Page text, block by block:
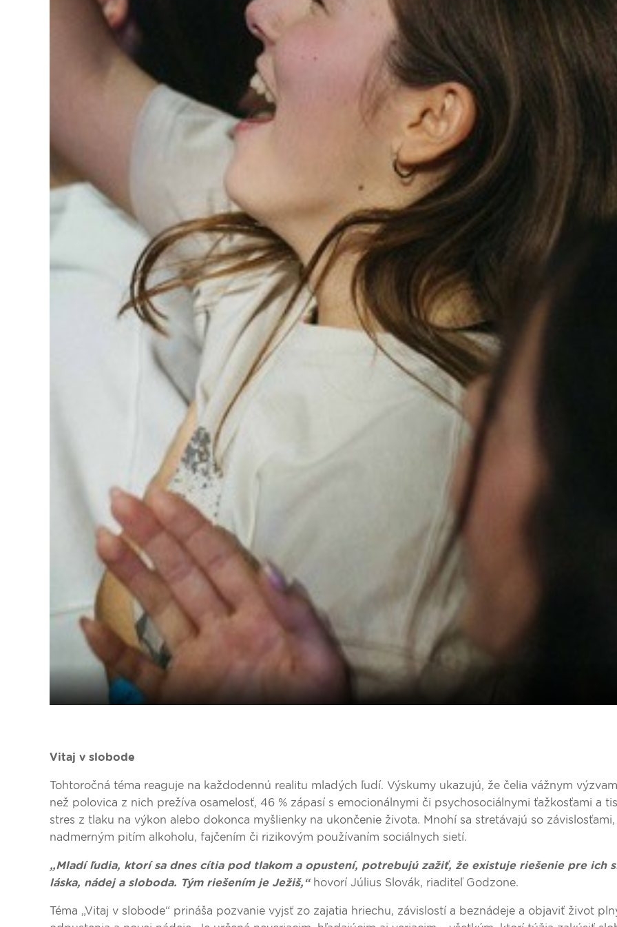
Vitaj v slobode
Tohtoročná téma reaguje na každodennú realitu mladých ľudí. Výskumy ukazujú, že čelia vážnym
než polovica z nich prežíva osamelosť, 46 % zápasí s emocionálnymi či psychosociálnymi ťažkosťami a
stres z tlaku na výkon alebo dokonca myšlienky na ukončenie života. Mnohí sa stretávajú so závislosťami,
nadmerným pitím alkoholu, fajčením či rizikovým používaním sociálnych sietí.
„Mladí ľudia, ktorí sa dnes cítia pod tlakom a opustení, potrebujú zažiť, že existuje riešenie pre ich
láska, nádej a sloboda. Tým riešením je Ježiš,“hovorí Július Slovák, riaditeľ Godzone.
Téma „Vitaj v slobode“ prináša pozvanie vyjsť zo zajatia hriechu, závislostí a beznádeje a objaviť život